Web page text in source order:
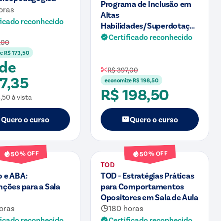
reconhecido
R$ 173,50
à vista
Quero o curso
Programa de Inclusão em
Altas
Habilidades/Superdotação
na Escola
Certificado reconhecido
R$ 397,00
economizeR$ 198,50
R$ 198,50
Quero o curso
50% OFF
e ABA:
para a Sala
50% OFF
Curso
TOD
TOD - Estratégias Práticas
para Comportamentos
Opositores em Sala de Aula
180 horas